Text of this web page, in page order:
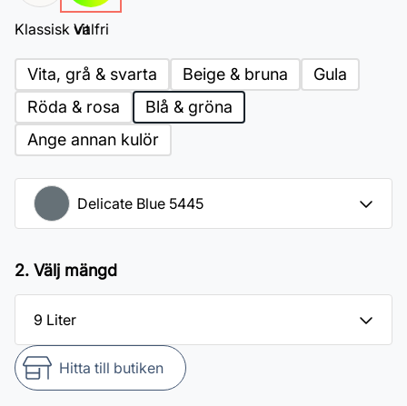
Klassisk vitValfri
Vita, grå & svarta Beige & bruna
Gula
Röda & rosa
Blå & gröna
Ange annan kulör
2. Välj mängd
Hitta till butiken